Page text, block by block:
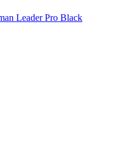
Leader Pro Black